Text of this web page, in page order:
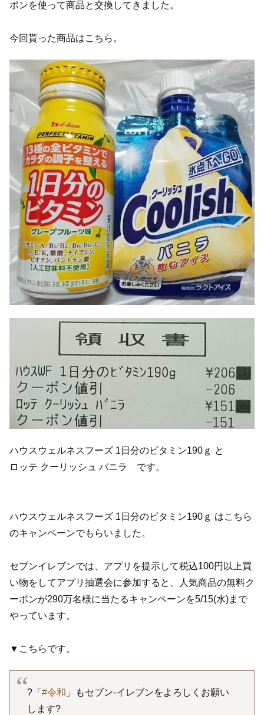
ポンを使って商品と交換してきました。
今回貰った商品はこちら。
ハウスウェルネスフーズ 1日分のビタミン190ｇ と
ロッテ クーリッシュ バニラ です。
ハウスウェルネスフーズ 1日分のビタミン190ｇ はこちら
のキャンペーンでもらいました。
セブンイレブンでは、アプリを提示して税込100円以上買
い物をしてアプリ抽選会に参加すると、人気商品の無料ク
ーポンが290万名様に当たるキャンペーンを5/15(水)まで
やっています。
▼こちらです。
?「 #令和 」もセブン‐イレブンをよろしくお願い
します?